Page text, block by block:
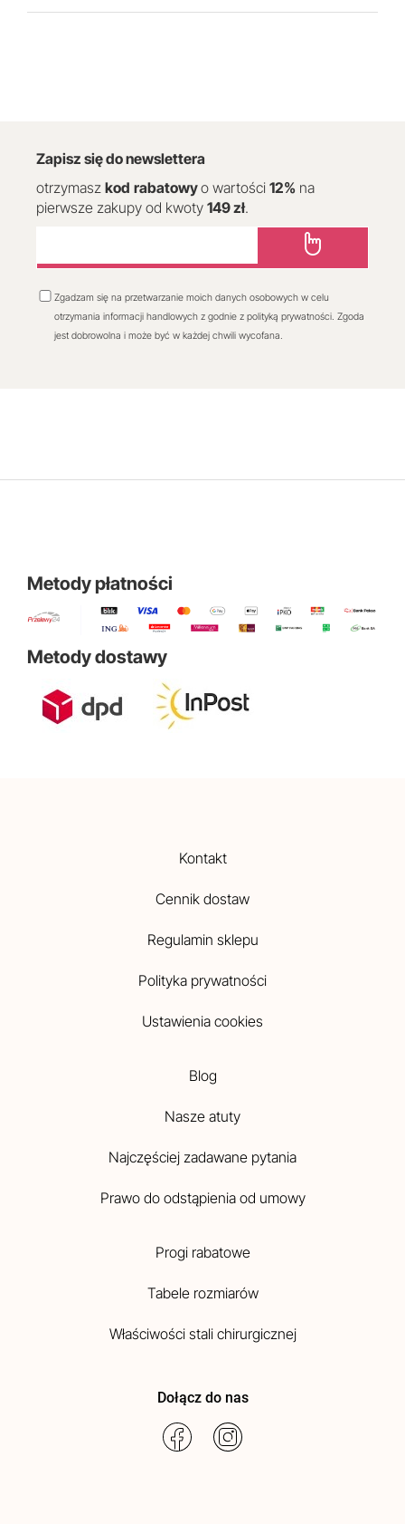
Zapisz się do newslettera
otrzymasz kod rabatowyo wartości 12% na
pierwsze zakupy od kwoty 149 zł.
Zgadzam się na przetwarzanie moich danych osobowych w celu
otrzymania informacji handlowych z godnie z polityką prywatności. Zgoda
jest dobrowolna i może być w każdej chwili wycofana.
Metody płatności
Metody dostawy
Kontakt
Cennik dostaw
Regulamin sklepu
Polityka prywatności
Ustawienia cookies
Blog
Nasze atuty
Najczęściej zadawane pytania
Prawo do odstąpienia od umowy
Progi rabatowe
Tabele rozmiarów
Właściwości stali chirurgicznej
Dołącz do nas